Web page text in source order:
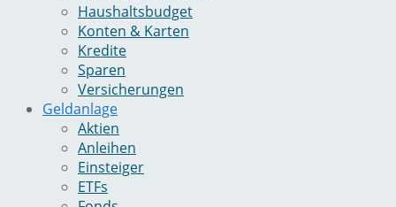
Haushaltsbudget
Konten & Karten
Kredite
Sparen
Versicherungen
Geldanlage
Aktien
Anleihen
Einsteiger
ETFs